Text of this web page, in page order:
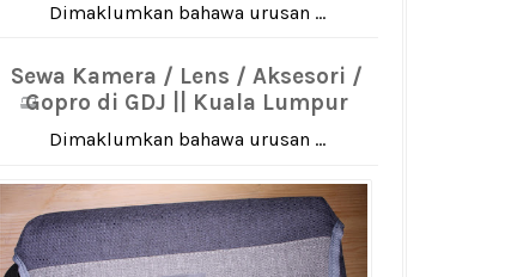
Dimaklumkan bahawa urusan ...
Sewa Kamera / Lens / Aksesori /
Gopro di GDJ || Kuala Lumpur
Dimaklumkan bahawa urusan ...